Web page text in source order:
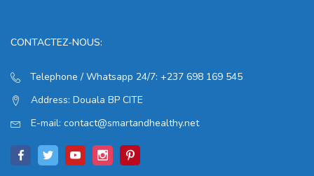
CONTACTEZ-NOUS:
Telephone / Whatsapp 24/7: +237 698 169 545
Address: Douala BP CITE
E-mail: contact@smartandhealthy.net